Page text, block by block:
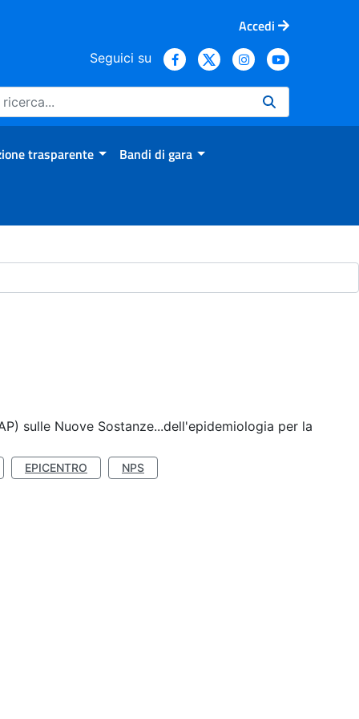
Accedi
Seguici su
trasparente Bandi di gara
sulle Nuove Sostanze...dell'epidemiologia per la
EPICENTRO NPS